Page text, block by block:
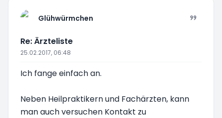
Glühwürmchen
Re: Ärzteliste
25.02.2017, 06:48
Ich fange einfach an.
Neben Heilpraktikern und Fachärzten, kann
man auch versuchen Kontakt zu